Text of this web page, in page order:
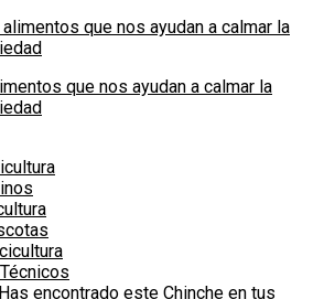
que nos ayudan a calmar la